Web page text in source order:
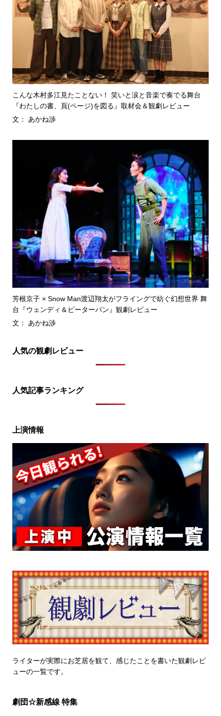
こんな木村多江見たことない！ 笑いと涙と音楽で奏でる舞台
『わたしの書、頁(ページ)を図る』取材会＆観劇レビュー
文： あかね渉
芳根京子 × Snow Man渡辺翔太がフライングで紡ぐ幻想世界 舞
台『ウェンディ＆ピーターパン』観劇レビュー
文： あかね渉
人気の観劇レビュー
人気記事ランキング
上演情報
ライターが実際にお芝居を観て、感じたことを書いた観劇レビ
ューの一覧です。
劇団☆新感線 特集